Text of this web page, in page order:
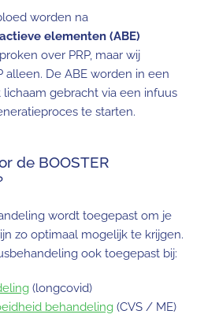
worden na
elementen (ABE)
over PRP, maar wij
alleen. De ABE worden in een
gebracht via een infuus
te starten.
de BOOSTER
wordt toegepast om je
zo optimaal mogelijk te krijgen.
ook toegepast bij:
(longcovid)
behandeling(CVS / ME)